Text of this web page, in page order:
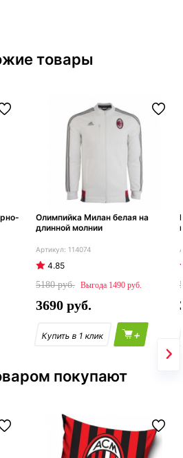
товары
Олимпийка Милан белая на
длинной молнии
114074
4.85
5180
1490
3690
+
покупают